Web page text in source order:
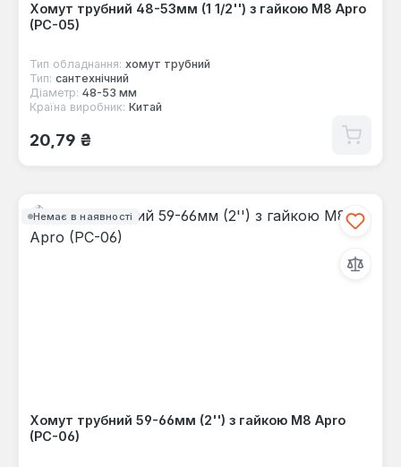
Хомут трубний 48-53мм (1 1/2'') з гайкою М8 Apro
(PC-05)
Тип обладнання: хомут трубний
Тип: сантехнічний
Діаметр: 48-53 мм
Країна виробник: Китай
Звичайна ціна:
20,79 ₴
Немає в наявності
Хомут трубний 59-66мм (2'') з гайкою М8 Apro
(PC-06)